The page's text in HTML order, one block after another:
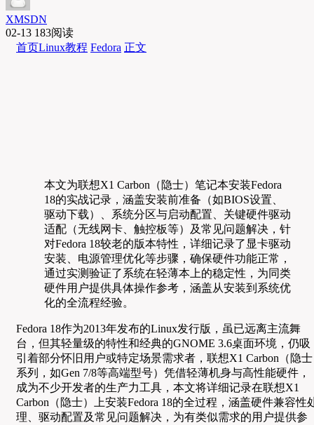
XMSDN
02-13 183阅读
首页Linux教程 Fedora 正文
本文为联想X1 Carbon（隐士）笔记本安装Fedora
18的实战记录，涵盖安装前准备（如BIOS设置、
驱动下载）、系统分区与启动配置、关键硬件驱动
适配（无线网卡、触控板等）及常见问题解决，针
对Fedora 18较老的版本特性，详细记录了显卡驱动
安装、电源管理优化等步骤，确保硬件功能正常，
通过实测验证了系统在轻薄本上的稳定性，为同类
硬件用户提供具体操作参考，涵盖从安装到系统优
化的全流程经验。
Fedora 18作为2013年发布的Linux发行版，虽已远离主流舞
台，但其轻量级的特性和经典的GNOME 3.6桌面环境，仍吸
引着部分怀旧用户或特定场景需求者，联想X1 Carbon（隐士
系列，如Gen 7/8等高端型号）凭借轻薄机身与高性能硬件，
成为不少开发者的生产力工具，本文将详细记录在联想X1
Carbon（隐士）上安装Fedora 18的全过程，涵盖硬件兼容性
理、驱动配置及常见问题解决，为有类似需求的用户提供参